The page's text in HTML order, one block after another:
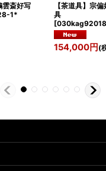
雲斎好写
1*
【茶道具】宗
具 *
[030kag92018
154,000円 (